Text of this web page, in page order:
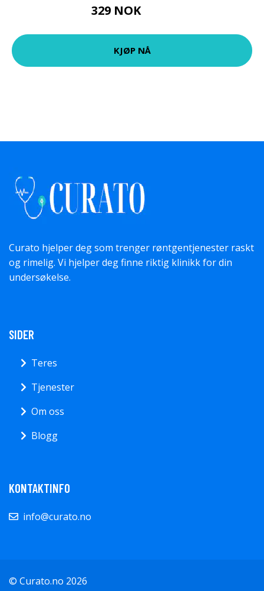
329 NOK
KJØP NÅ
Curato hjelper deg som trenger røntgentjenester raskt
og rimelig. Vi hjelper deg finne riktig klinikk for din
undersøkelse.
SIDER
Teres
Tjenester
Om oss
Blogg
KONTAKTINFO
info@curato.no
© Curato.no 2026